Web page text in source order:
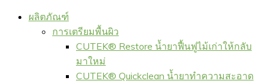
ผลิตภัณฑ์
การเตรียมพื้นผิว
CUTEK® Restore น้ำยาฟื้นฟูไม้เก่าให้กลับ
มาใหม่
CUTEK® Quickclean น้ำยาทำความสะอาด